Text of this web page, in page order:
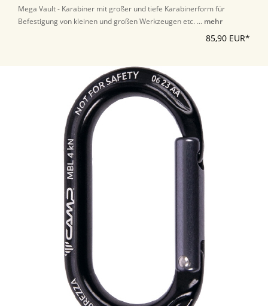
Mega Vault - Karabiner mit großer und tiefe Karabinerform für
Befestigung von kleinen und großen Werkzeugen etc. ... mehr
85,90 EUR*